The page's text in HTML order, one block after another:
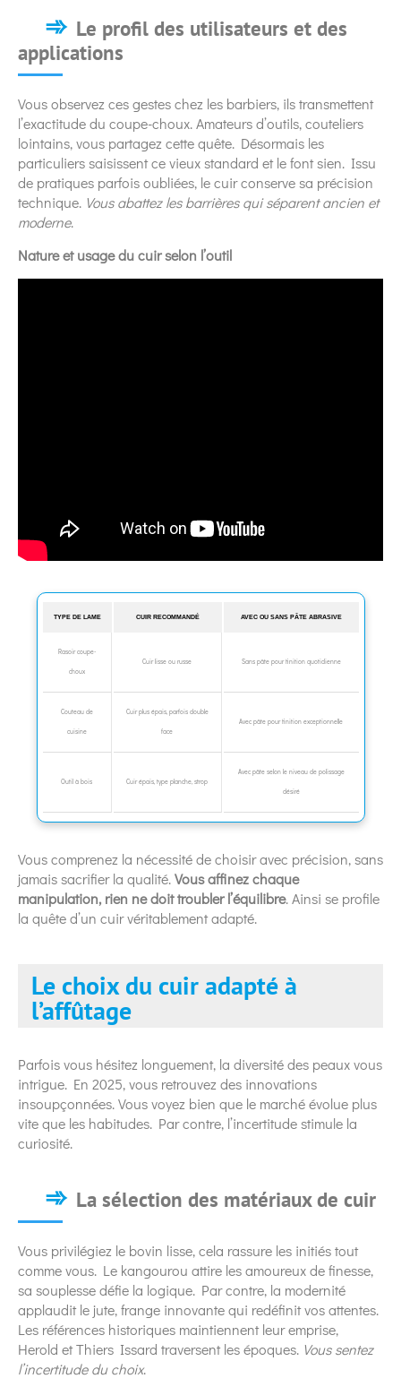
Le profil des utilisateurs et des
applications
Vous observez ces gestes chez les barbiers, ils transmettent
l’exactitude du coupe-choux. Amateurs d’outils, couteliers
lointains, vous partagez cette quête. Désormais les
particuliers saisissent ce vieux standard et le font sien. Issu
de pratiques parfois oubliées, le cuir conserve sa précision
technique. Vous abattez les barrières qui séparent ancien et
moderne.
Nature et usage du cuir selon l’outil
TYPE DE LAME CUIR RECOMMANDÉ AVEC OU SANS PÂTE ABRASIVE
Rasoir coupe-
choux
Cuir lisse ou russe Sans pâte pour finition quotidienne
Couteau de
cuisine
Cuir plus épais, parfois double
face
Avec pâte pour finition exceptionnelle
Outil à bois Cuir épais, type planche, strop
Avec pâte selon le niveau de polissage
désiré
Vous comprenez la nécessité de choisir avec précision, sans
jamais sacrifier la qualité.Vous affinez chaque
manipulation, rien ne doit troubler l’équilibre. Ainsi se profile
la quête d’un cuir véritablement adapté.
Le choix du cuir adapté à
l’affûtage
Parfois vous hésitez longuement, la diversité des peaux vous
intrigue. En 2025, vous retrouvez des innovations
insoupçonnées. Vous voyez bien que le marché évolue plus
vite que les habitudes. Par contre, l’incertitude stimule la
curiosité.
La sélection des matériaux de cuir
Vous privilégiez le bovin lisse, cela rassure les initiés tout
comme vous. Le kangourou attire les amoureux de finesse,
sa souplesse défie la logique. Par contre, la modernité
applaudit le jute, frange innovante qui redéfinit vos attentes.
Les références historiques maintiennent leur emprise,
Herold et Thiers Issard traversent les époques. Vous sentez
l’incertitude du choix.